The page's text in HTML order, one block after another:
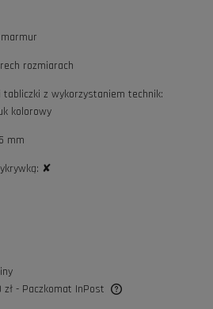
rozmiarach
z wykorzystaniem technik:
kolorowy
mm
✘
zł - Paczkomat InPost